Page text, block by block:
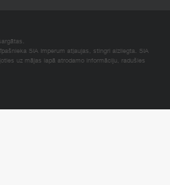
SIA Imperum atļaujas, stingri aizliegta. SIA
uz mājas lapā atrodamo informāciju, radušies